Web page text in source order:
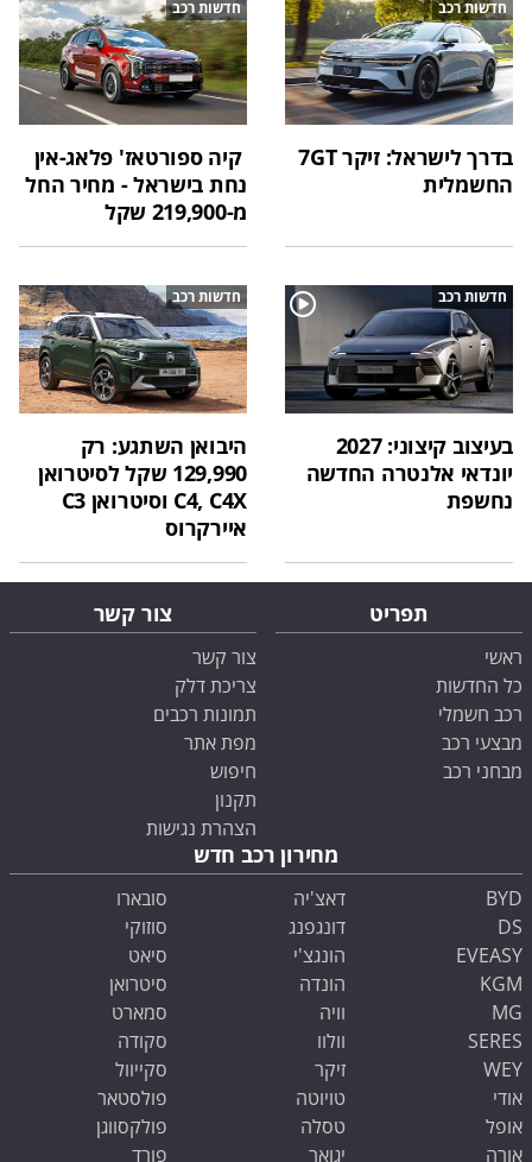
חדשות רכב
בדרך לישראל: זיקר 7GT
החשמלית
חדשות רכב
קיה ספורטאז' פלאג-אין
נחת בישראל - מחיר החל
מ-219,900 שקל
חדשות רכב
בעיצוב קיצוני: 2027
יונדאי אלנטרה החדשה
נחשפת
חדשות רכב
היבואן השתגע: רק
129,990 שקל לסיטרואן
C4, C4X וסיטרואן C3
איירקרוס
תפריט
ראשי
כל החדשות
רכב חשמלי
מבצעי רכב
מבחני רכב
צור קשר
צור קשר
צריכת דלק
תמונות רכבים
מפת אתר
חיפוש
תקנון
הצהרת נגישות
מחירון רכב חדש
BYD
DS
EVEASY
KGM
MG
SERES
WEY
אודי
אופל
אורה
דאצ'יה
דונגפנג
הונגצ'י
הונדה
וויה
וולוו
זיקר
טויוטה
טסלה
יגואר
סובארו
סוזוקי
סיאט
סיטרואן
סמארט
סקודה
סקייוול
פולסטאר
פולקסווגן
פורד